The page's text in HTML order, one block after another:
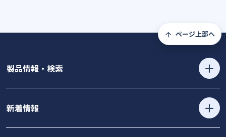
ページ上部へ
製品情報・検索
新着情報